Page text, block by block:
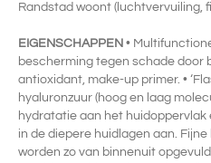
Randstad woont (luchtvervuiling,
EIGENSCHAPPEN •
bescherming tegen schade door
antioxidant, make-up primer. •
hyaluronzuur (hoog en laag
hydratatie aan het
in de diepere huidlagen aan.
worden zo van binnenuit